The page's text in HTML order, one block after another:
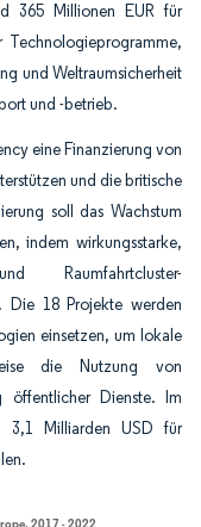
365 Millionen EUR für
Technologieprogramme,
und Weltraumsicherheit
und -betrieb.
eine Finanzierung von
und die britische
soll das Wachstum
indem wirkungsstarke,
Raumfahrtcluster-
Die 18 Projekte werden
einsetzen, um lokale
die Nutzung von
öffentlicher Dienste. Im
3,1 Milliarden USD für